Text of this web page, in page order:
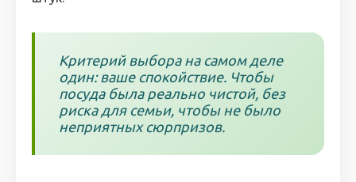
Критерий выбора на самом деле
один: ваше спокойствие. Чтобы
посуда была реально чистой, без
риска для семьи, чтобы не было
неприятных сюрпризов.